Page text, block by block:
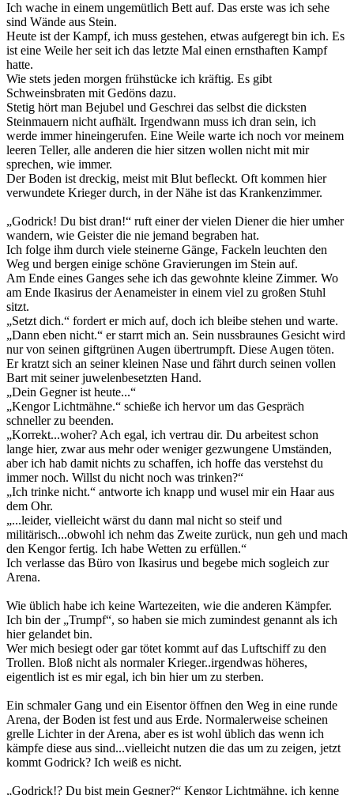
Ich wache in einem ungemütlich Bett auf. Das erste was ich sehe
sind Wände aus Stein.
Heute ist der Kampf, ich muss gestehen, etwas aufgeregt bin ich. Es
ist eine Weile her seit ich das letzte Mal einen ernsthaften Kampf
hatte.
Wie stets jeden morgen frühstücke ich kräftig. Es gibt
Schweinsbraten mit Gedöns dazu.
Stetig hört man Bejubel und Geschrei das selbst die dicksten
Steinmauern nicht aufhält. Irgendwann muss ich dran sein, ich
werde immer hineingerufen. Eine Weile warte ich noch vor meinem
leeren Teller, alle anderen die hier sitzen wollen nicht mit mir
sprechen, wie immer.
Der Boden ist dreckig, meist mit Blut befleckt. Oft kommen hier
verwundete Krieger durch, in der Nähe ist das Krankenzimmer.
„Godrick! Du bist dran!“ ruft einer der vielen Diener die hier umher
wandern, wie Geister die nie jemand begraben hat.
Ich folge ihm durch viele steinerne Gänge, Fackeln leuchten den
Weg und bergen einige schöne Gravierungen im Stein auf.
Am Ende eines Ganges sehe ich das gewohnte kleine Zimmer. Wo
am Ende Ikasirus der Aenameister in einem viel zu großen Stuhl
sitzt.
„Setzt dich.“ fordert er mich auf, doch ich bleibe stehen und warte.
„Dann eben nicht.“ er starrt mich an. Sein nussbraunes Gesicht wird
nur von seinen giftgrünen Augen übertrumpft. Diese Augen töten.
Er kratzt sich an seiner kleinen Nase und fährt durch seinen vollen
Bart mit seiner juwelenbesetzten Hand.
„Dein Gegner ist heute...“
„Kengor Lichtmähne.“ schieße ich hervor um das Gespräch
schneller zu beenden.
„Korrekt...woher? Ach egal, ich vertrau dir. Du arbeitest schon
lange hier, zwar aus mehr oder weniger gezwungene Umständen,
aber ich hab damit nichts zu schaffen, ich hoffe das verstehst du
immer noch. Willst du nicht noch was trinken?“
„Ich trinke nicht.“ antworte ich knapp und wusel mir ein Haar aus
dem Ohr.
„...leider, vielleicht wärst du dann mal nicht so steif und
militärisch...obwohl ich nehm das Zweite zurück, nun geh und mach
den Kengor fertig. Ich habe Wetten zu erfüllen.“
Ich verlasse das Büro von Ikasirus und begebe mich sogleich zur
Arena.
Wie üblich habe ich keine Wartezeiten, wie die anderen Kämpfer.
Ich bin der „Trumpf“, so haben sie mich zumindest genannt als ich
hier gelandet bin.
Wer mich besiegt oder gar tötet kommt auf das Luftschiff zu den
Trollen. Bloß nicht als normaler Krieger..irgendwas höheres,
eigentlich ist es mir egal, ich bin hier um zu sterben.
Ein schmaler Gang und ein Eisentor öffnen den Weg in eine runde
Arena, der Boden ist fest und aus Erde. Normalerweise scheinen
grelle Lichter in der Arena, aber es ist wohl üblich das wenn ich
kämpfe diese aus sind...vielleicht nutzen die das um zu zeigen, jetzt
kommt Godrick? Ich weiß es nicht.
„Godrick!? Du bist mein Gegner?“ Kengor Lichtmähne, ich kenne